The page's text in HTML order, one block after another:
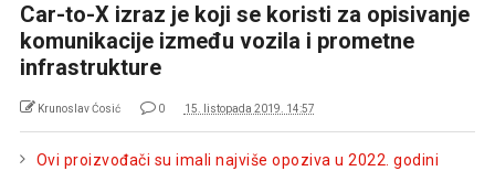
Car-to-X izraz je koji se koristi za opisivanje
komunikacije između vozila i prometne
infrastrukture
Krunoslav Ćosić 0 15. listopada 2019. 14:57
Ovi proizvođači su imali najviše opoziva u 2022. godini